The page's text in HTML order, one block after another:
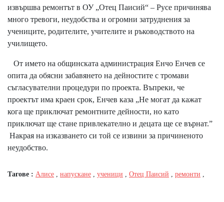
извършва ремонтът в ОУ „Отец Паисий“ – Русе причинява
много тревоги, неудобства и огромни затруднения за
учениците, родителите, учителите и ръководството на
училището.
От името на общинската администрация Енчо Енчев се
опита да обясни забавянето на дейностите с тромави
съгласувателни процедури по проекта. Въпреки, че
проектът има краен срок, Енчев каза „Не могат да кажат
кога ще приключат ремонтните дейности, но като
приключат ще стане привлекателно и децата ще се върнат.”
Накрая на изказването си той се извини за причиненото
неудобство.
Тагове : Алисе напускане ученици Отец Паисий ремонти